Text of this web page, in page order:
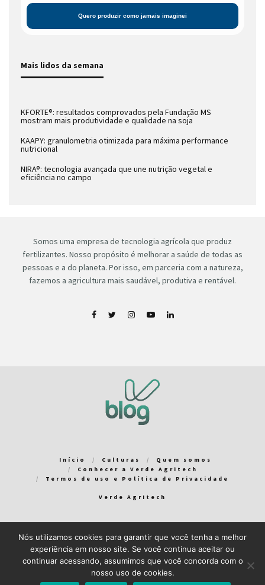
Mais lidos da semana
KFORTE®: resultados comprovados pela Fundação MS
mostram mais produtividade e qualidade na soja
KAAPY: granulometria otimizada para máxima performance
nutricional
NIRA®: tecnologia avançada que une nutrição vegetal e
eficiência no campo
Somos uma empresa de tecnologia agrícola que produz
fertilizantes. Nosso propósito é melhorar a saúde de todas as
pessoas e a do planeta. Por isso, em parceria com a natureza,
fazemos a agricultura mais saudável, produtiva e rentável.
Início Culturas
Quem somos
Conhecer a Verde Agritech
Termos de uso e Política de Privacidade
Verde Agritech
Bem-vindo ao Verde Blog! Para que a sua experiência em nosso
blog seja a melhor possível, utilizamos cookies. Você pode
aceitar ou gerenciar seus cookiesaqui.
Nós utilizamos cookies para garantir que você tenha a melhor
experiência em nosso site. Se você continua aceitar ou
continuar acessando, assumimos que você concorda com o
nosso uso de cookies.